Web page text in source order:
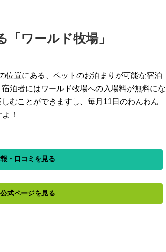
ワールド牧場」
位置にある、ペットのお泊まりが可能な宿泊
泊者にはワールド牧場への入場料が無料にな
むことができますし、毎月11日のわんわん
！
・口コミを見る
式ページを見る